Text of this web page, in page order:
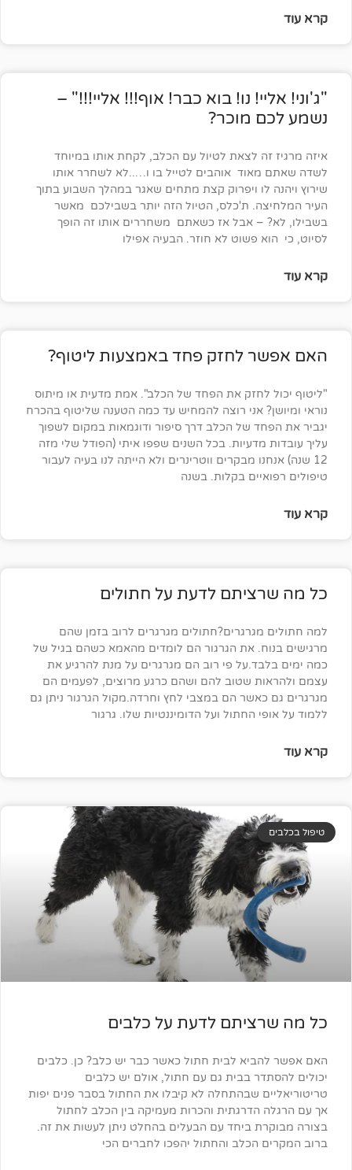
נו! בוא כבר! אוף!!! אליי!!!" –
מוכר?
לצאת לטיול עם הכלב, לקחת אותו במיוחד
אוהבים לטייל בו ו…..לא לשחרר אותו
לו ויפרוק קצת מתחים שאגר במהלך השבוע בתוך
ת'כלס, הטיול הזה יותר בשבילכם מאשר
– אבל אז כשאתם משחררים אותו זה הופך
פשוט לא חוזר. הבעיה אפילו
לחזק פחד באמצעות ליטוף?
לחזק את הפחד של הכלב". אמת מדעית או מיתוס
אני רוצה להמחיש עד כמה הטענה שליטוף בהכרח
של הכלב דרך סיפור ודוגמאות במקום לשפוך
בכל השנים שפפו איתי (הפודל שלי מזה
מבקרים ווטרינרים ולא הייתה לנו בעיה לעבור
בקלות. בשנה
לדעת על חתולים
מגרגרים לרוב בזמן שהם
את הגרגור הם לומדים מהאמא כשהם בגיל של
פי רוב הם מגרגרים על מנת להרגיע את
שטוב להם ושהם כרגע מרוצים, לפעמים הם
הם במצבי לחץ וחרדה.מקול הגרגור ניתן גם
החתול ועל הדומיננטיות שלו. גרגור
לדעת על כלבים
לבית חתול כאשר כבר יש כלב? כן. כלבים
בבית גם עם חתול, אולם יש כלבים
שבהתחלה לא קיבלו את החתול בסבר פנים יפות
והכרות מעמיקה בין הכלב לחתול
ביחד עם הבעלים בהחלט ניתן לעשות את זה.
הכלב והחתול יהפכו לחברים הכי